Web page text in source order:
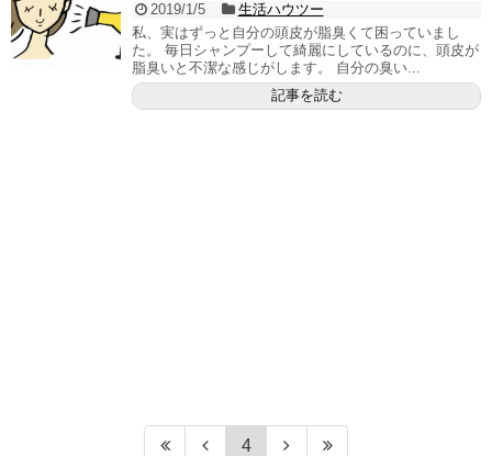
2019/1/5
生活ハウツー
私、実はずっと自分の頭皮が脂臭くて困っていまし
た。 毎日シャンプーして綺麗にしているのに、頭皮が
脂臭いと不潔な感じがします。 自分の臭い...
記事を読む
4